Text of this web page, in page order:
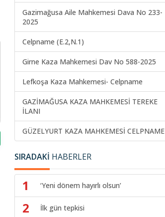
Gazimağusa Aile Mahkemesi Dava No 233-
2025
Celpname (E.2,N.1)
Girne Kaza Mahkemesi Dav No 588-2025
Lefkoşa Kaza Mahkemesi- Celpname
GAZİMAĞUSA KAZA MAHKEMESİ TEREKE
İLANI
GÜZELYURT KAZA MAHKEMESİ CELPNAME
SIRADAKİ HABERLER
1 ‘Yeni dönem hayırlı olsun’
2 İlk gün tepkisi